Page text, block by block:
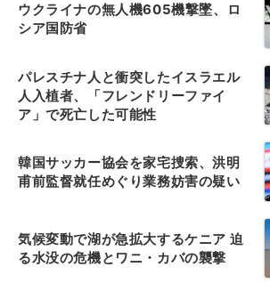
ウクライナの無人機605機撃墜、ロ
シア国防省
パレスチナ人と衝突したイスラエル
人入植者、「フレンドリーファイ
ア」で死亡した可能性
韓国サッカー協会を家宅捜索、洪明
甫前監督就任めぐり業務妨害の疑い
気候変動で湖が急拡大するケニア 迫
る水没の危機とワニ・カバの襲撃